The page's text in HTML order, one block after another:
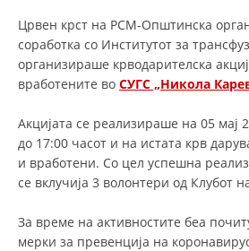
ДЕЈСТВУВАЊЕ
ПРИРАЧНИЦИ
СТРАТЕГИИ
Црвен крст на РСМ-Општинска
соработка со Институтот за
организираше крводарителска
вработените во СУГС „Никола
Акцијата се реализираше на 05 мај
до 17:00 часот и на истата крв
и вработени. Со цел успешна
се вклучија 3 волонтери од Клубот
За време на активностите беа
мерки за превенција на